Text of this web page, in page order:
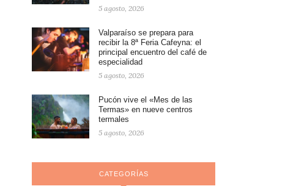
5 agosto, 2026
Valparaíso se prepara para
recibir la 8ª Feria Cafeyna: el
principal encuentro del café de
especialidad
5 agosto, 2026
Pucón vive el «Mes de las
Termas» en nueve centros
termales
5 agosto, 2026
CATEGORÍAS